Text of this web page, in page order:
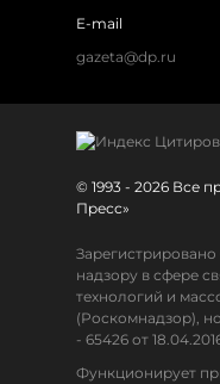
E-mail
gazeta@dp.ru
© 1993 - 2026 Все
Пресс»
надзору в сфере
технологий и
(Роскомнадзор),
- 65426 от
Функционирует